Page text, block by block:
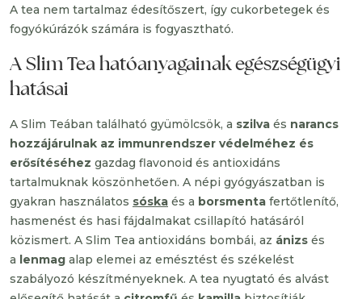
A tea nem tartalmaz édesítőszert, így cukorbetegek és
fogyókúrázók számára is fogyasztható.
A Slim Tea hatóanyagainak egészségügyi
hatásai
A Slim Teában található gyümölcsök, a szilva és narancs
hozzájárulnak az immunrendszer védelméhez és
erősítéséhez gazdag flavonoid és antioxidáns
tartalmuknak köszönhetően. A népi gyógyászatban is
gyakran használatos sóska és a borsmenta fertőtlenítő,
hasmenést és hasi fájdalmakat csillapító hatásáról
közismert. A Slim Tea antioxidáns bombái, az ánizs és
a lenmag alap elemei az emésztést és székelést
szabályozó készítményeknek. A tea nyugtató és alvást